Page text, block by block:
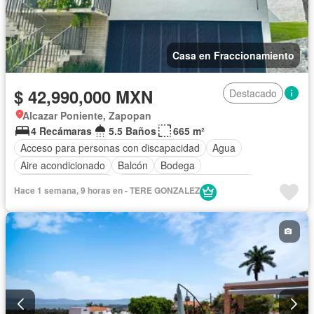
Casa en Fraccionamiento
$ 42,990,000 MXN
Destacado
Alcazar Poniente, Zapopan
4 Recámaras
5.5 Baños
665 m²
Acceso para personas con discapacidad
Agua
Aire acondicionado
Balcón
Bodega
Circuito cerrado de televisión
Cocina integral
Cuarto de Limpieza
Cuarto de servicio
Electricidad
Elevador
Gas natural
Seguridad
Terraza
Vista panorámica
Permite mascotas
Permite niños
Hace 1 semana, 9 horas en - TERE GONZALEZ